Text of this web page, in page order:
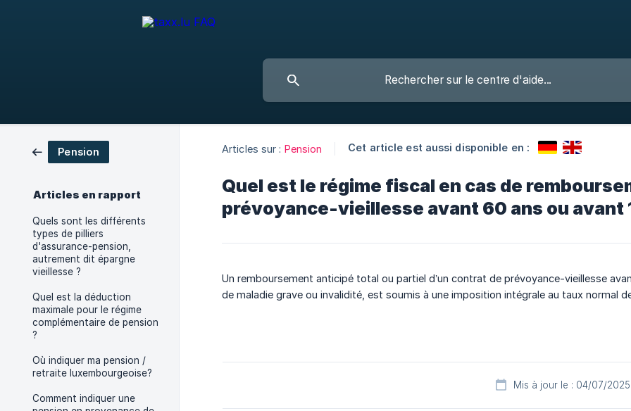
Pension
Articles en rapport
Quels sont les différents
types de pilliers
d'assurance-pension,
autrement dit épargne
vieillesse ?
Quel est la déduction
maximale pour le régime
complémentaire de pension
?
Où indiquer ma pension /
retraite luxembourgeoise?
Comment indiquer une
Articles sur : Pension Cet article est aussi disponible en :
Quel est le régime fiscal en cas de
prévoyance-vieillesse avant 60 ans ou avant
Un remboursement anticipé total ou partiel d’un contrat de prévoyance-vieillesse
de maladie grave ou invalidité, est soumis à une imposition intégrale au taux normal
Mis à jour le : 04/07/2025